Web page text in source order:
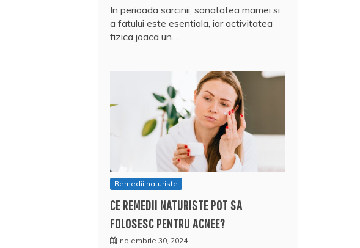
In perioada sarcinii, sanatatea mamei si
a fatului este esentiala, iar activitatea
fizica joaca un…
Remedii naturiste
CE REMEDII NATURISTE POT SA
FOLOSESC PENTRU ACNEE?
noiembrie 30, 2024